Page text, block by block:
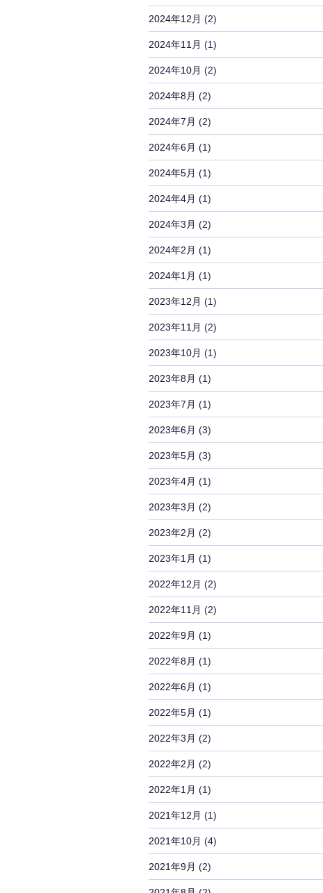
2024年12月 (2)
2024年11月 (1)
2024年10月 (2)
2024年8月 (2)
2024年7月 (2)
2024年6月 (1)
2024年5月 (1)
2024年4月 (1)
2024年3月 (2)
2024年2月 (1)
2024年1月 (1)
2023年12月 (1)
2023年11月 (2)
2023年10月 (1)
2023年8月 (1)
2023年7月 (1)
2023年6月 (3)
2023年5月 (3)
2023年4月 (1)
2023年3月 (2)
2023年2月 (2)
2023年1月 (1)
2022年12月 (2)
2022年11月 (2)
2022年9月 (1)
2022年8月 (1)
2022年6月 (1)
2022年5月 (1)
2022年3月 (2)
2022年2月 (2)
2022年1月 (1)
2021年12月 (1)
2021年10月 (4)
2021年9月 (2)